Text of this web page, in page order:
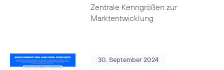
Zentrale Kenngrößen zur
Marktentwicklung
30. September 2024